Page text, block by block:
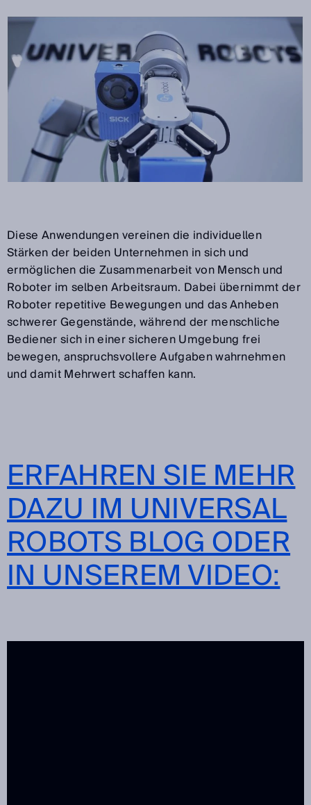
Diese Anwendungen vereinen die individuellen
Stärken der beiden Unternehmen in sich und
ermöglichen die Zusammenarbeit von Mensch und
Roboter im selben Arbeitsraum. Dabei übernimmt der
Roboter repetitive Bewegungen und das Anheben
schwerer Gegenstände, während der menschliche
Bediener sich in einer sicheren Umgebung frei
bewegen, anspruchsvollere Aufgaben wahrnehmen
und damit Mehrwert schaffen kann.
ERFAHREN SIE MEHR
DAZU IM UNIVERSAL
ROBOTS BLOG ODER
IN UNSEREM VIDEO: